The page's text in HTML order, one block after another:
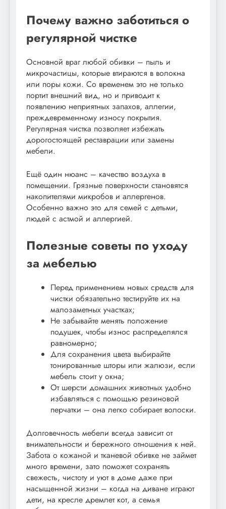
Почему важно заботиться о
регулярной чистке
Основной враг любой обивки – пыль и
микрочастицы, которые втираются в волокна
или поры кожи. Со временем это не только
портит внешний вид, но и приводит к
появлению неприятных запахов, аллегии,
преждевременному износу покрытия.
Регулярная чистка позволяет избежать
дорогостоящей реставрации или замены
мебели.
Ещё один нюанс – качество воздуха в
помещении. Грязные поверхности становятся
накопителями микробов и аллергенов.
Особенно важно это для семей с детьми,
людей с астмой и аллергией.
Полезные советы по уходу
за мебелью
Перед применением новых средств для
чистки обязательно тестируйте их на
малозаметных участках;
Не забывайте менять положение
подушек, чтобы износ распределялся
равномерно;
Для сохранения цвета выбирайте
тонированные шторы или жалюзи, если
мебель стоит у окна;
От шерсти домашних животных удобно
избавляться с помощью резиновой
перчатки – она легко собирает волоски.
Долговечность мебели всегда зависит от
внимательности и бережного отношения к ней.
Забота о кожаной и тканевой обивке не займет
много времени, зато поможет сохранять
свежесть, чистоту и уют в доме даже при
насыщенной жизни – когда на диване играют
дети, на кресле дремлет кот, а семья